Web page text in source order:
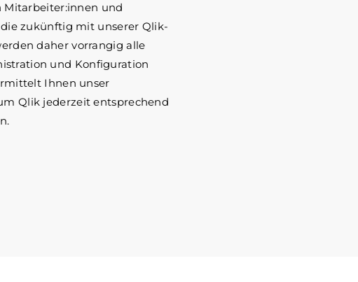
Mitarbeiter:innen und
zukünftig mit unserer Qlik-
daher vorrangig alle
und Konfiguration
Ihnen unser
Qlik jederzeit entsprechend